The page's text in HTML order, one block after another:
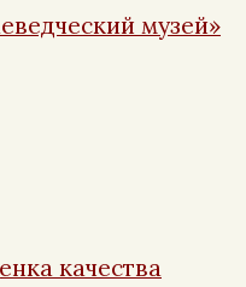
качества